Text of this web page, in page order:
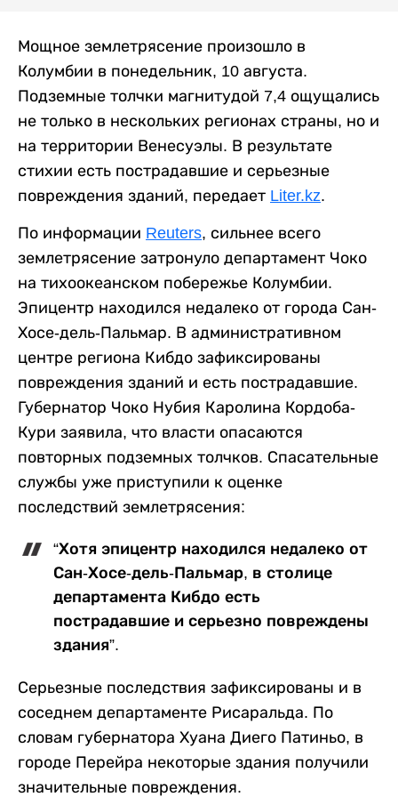
Мощное землетрясение произошло в
Колумбии в понедельник, 10 августа.
Подземные толчки магнитудой 7,4 ощущались
не только в нескольких регионах страны, но и
на территории Венесуэлы. В результате
стихии есть пострадавшие и серьезные
повреждения зданий, передает Liter.kz.
По информации Reuters, сильнее всего
землетрясение затронуло департамент Чоко
на тихоокеанском побережье Колумбии.
Эпицентр находился недалеко от города Сан-
Хосе-дель-Пальмар. В административном
центре региона Кибдо зафиксированы
повреждения зданий и есть пострадавшие.
Губернатор Чоко Нубия Каролина Кордоба-
Кури заявила, что власти опасаются
повторных подземных толчков. Спасательные
службы уже приступили к оценке
последствий землетрясения:
“Хотя эпицентр находился недалеко от
Сан-Хосе-дель-Пальмар, в столице
департамента Кибдо есть
пострадавшие и серьезно повреждены
здания”.
Серьезные последствия зафиксированы и в
соседнем департаменте Рисаральда. По
словам губернатора Хуана Диего Патиньо, в
городе Перейра некоторые здания получили
значительные повреждения.